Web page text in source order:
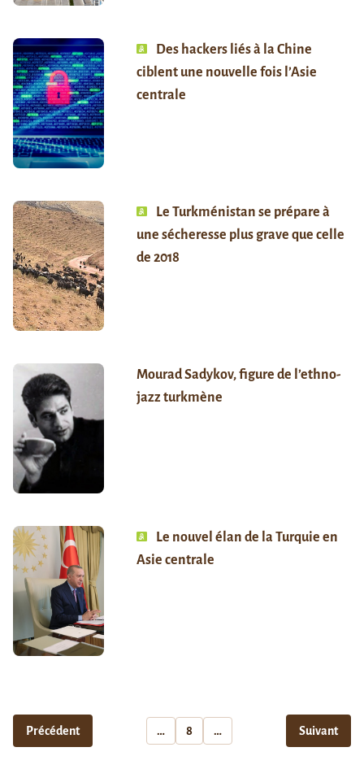
Des hackers liés à la Chine
ciblent une nouvelle fois l’Asie
centrale
Le Turkménistan se prépare à
une sécheresse plus grave que celle
de 2018
Mourad Sadykov, figure de l’ethno-
jazz turkmène
Le nouvel élan de la Turquie en
Asie centrale
Précédent … 8 … Suivant